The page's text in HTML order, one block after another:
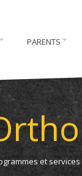
PARENTS
et services